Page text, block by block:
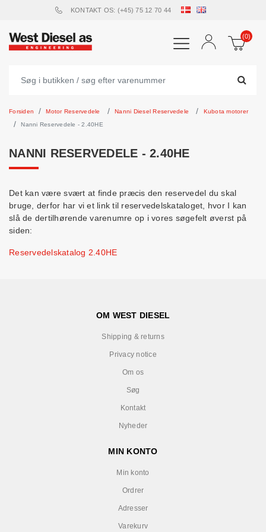
KONTAKT OS: (+45) 75 12 70 44
(0)
Forsiden Motor Reservedele Nanni Diesel Reservedele
Kubota motorer
Nanni Reservedele - 2.40HE
NANNI RESERVEDELE - 2.40HE
Det kan være svært at finde præcis den reservedel du skal
bruge, derfor har vi et link til reservedelskataloget, hvor I kan
slå de dertilhørende varenumre op i vores søgefelt øverst på
siden:
Reservedelskatalog 2.40HE
OM WEST DIESEL
Shipping & returns
Privacy notice
Om os
Søg
Kontakt
Nyheder
MIN KONTO
Min konto
Ordrer
Adresser
Varekurv